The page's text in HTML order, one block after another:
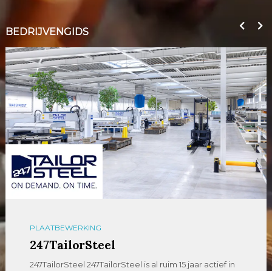
BEDRIJVENGIDS
PLAATBEWERKING
247TailorSteel
247TailorSteel 247TailorSteel is al ruim 15 jaar actief in